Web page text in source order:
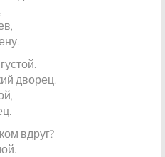
дворец.
вдруг?